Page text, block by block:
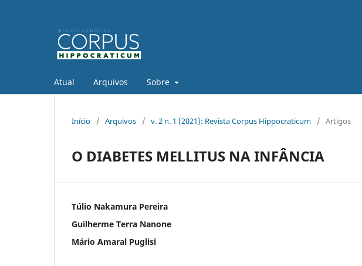
Atual Arquivos Sobre
Início / Arquivos / v. 2 n. 1 (2021): Revista Corpus Hippocraticum / Artigos
O DIABETES MELLITUS NA INFÂNCIA
Túlio Nakamura Pereira
Guilherme Terra Nanone
Mário Amaral Puglisi